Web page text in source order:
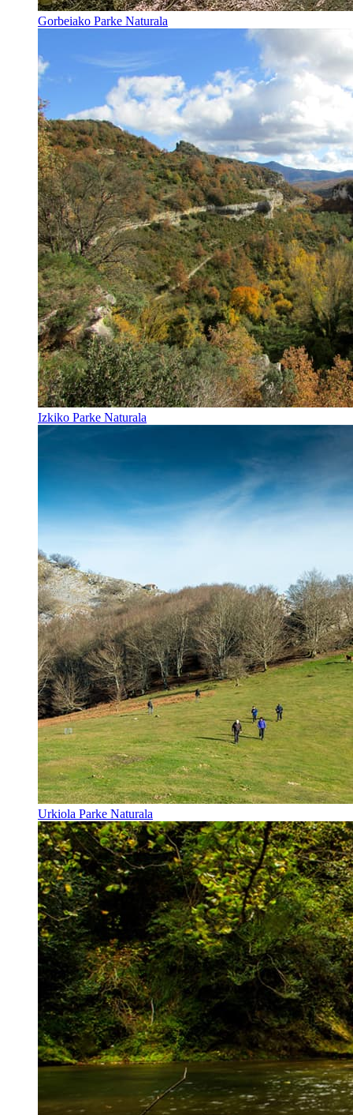
Gorbeiako Parke Naturala
Izkiko Parke Naturala
Urkiola Parke Naturala